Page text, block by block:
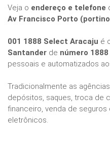
Veja o endereço e telefone
Av Francisco Porto
001 1888 Select Aracaju é
Santander de número 1888
pessoais e automatizados
Tradicionalmente as
depósitos, saques, troca de
financeiro, venda de
eletrônicos.